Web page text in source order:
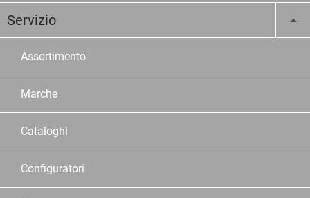
Servizio
Assortimento
Marche
Cataloghi
Configuratori